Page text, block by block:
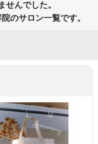
せんでした。
のサロン一覧です。